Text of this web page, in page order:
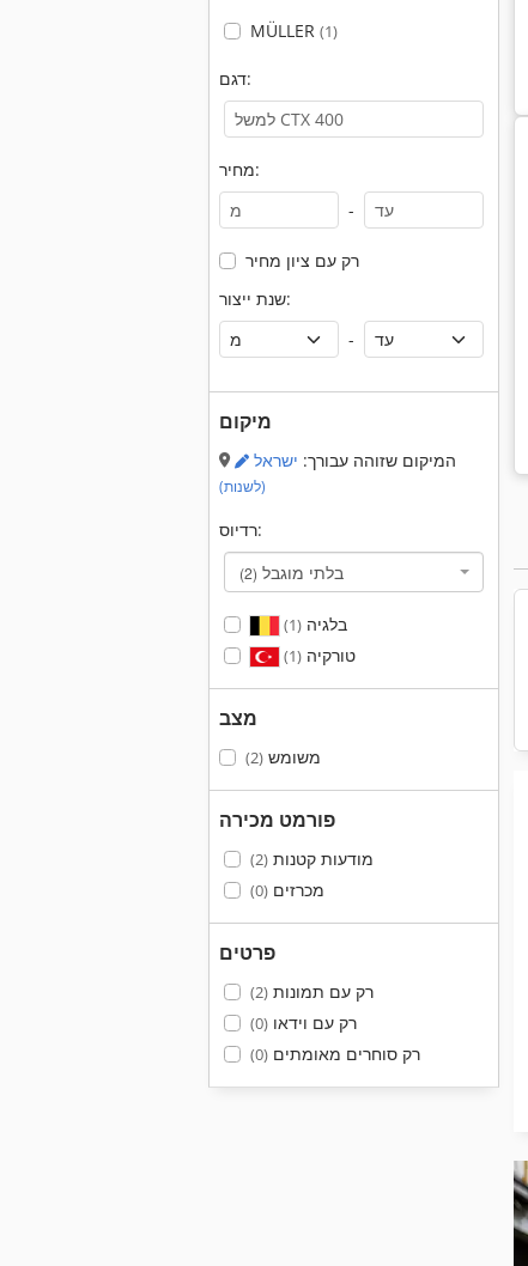
MÜLLER (1)
דגם:
מחיר:
-
רק עם ציון מחיר
שנת ייצור:
-
מיקום
המיקום שזוהה עבורך: ישראל
(לשנות)
רדיוס:
בלתי מוגבל (2)
בלגיה(1)
טורקיה(1)
מצב
משומש(2)
פורמט מכירה
מודעות קטנות(2)
מכרזים(0)
פרטים
רק עם תמונות(2)
רק עם וידאו(0)
רק סוחרים מאומתים(0)